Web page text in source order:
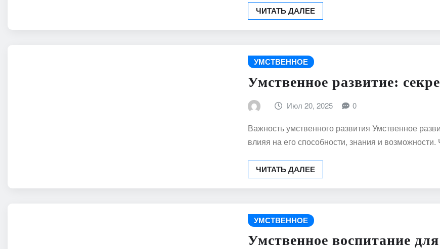
ЧИТАТЬ ДАЛЕЕ
УМСТВЕННОЕ
Умственное развитие:
Июл 20, 2025 0
Важность умственного развития Умственное
влияя на его способности, знания и
ЧИТАТЬ ДАЛЕЕ
УМСТВЕННОЕ
Умственное воспитание для